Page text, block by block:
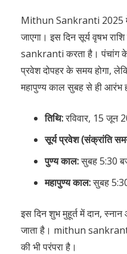
Mithun Sankranti 2025 में
जाएगा। इस दिन सूर्य वृषभ
sankranti करता है। पंचांग के
प्रवेश दोपहर के समय होगा,
महापुण्य काल सुबह से ही आरंभ
तिथि:रविवार, 15 जून
सूर्य प्रवेश (संक्रांति
पुण्य काल:सुबह 5:30
महापुण्य काल:सुबह
इस दिन शुभ मुहूर्त में दान,
जाता है। mithun
की भी परंपरा है।